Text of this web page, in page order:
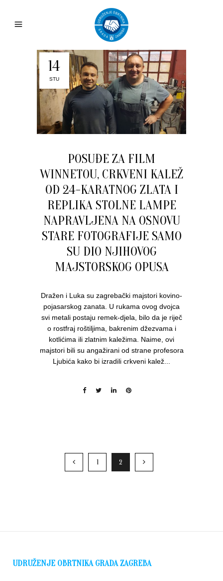
14
STU
POSUĐE ZA FILM
WINNETOU, CRKVENI KALEŽ
OD 24-KARATNOG ZLATA I
REPLIKA STOLNE LAMPE
NAPRAVLJENA NA OSNOVU
STARE FOTOGRAFIJE SAMO
SU DIO NJIHOVOG
MAJSTORSKOG OPUSA
Dražen i Luka su zagrebački majstori kovino-
pojasarskog zanata. U rukama ovog dvojca
svi metali postaju remek-djela, bilo da je riječ
o rostfraj roštiljima, bakrenim džezvama i
kotlićima ili zlatnim kaležima. Naime, ovi
majstori bili su angažirani od strane profesora
Ljubića kako bi izradili crkveni kalež...
1 2
UDRUŽENJE OBRTNIKA GRADA ZAGREBA